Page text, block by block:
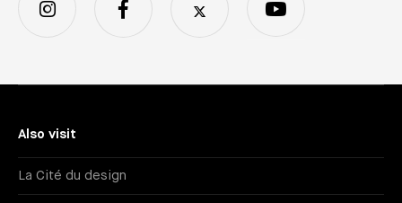
Also visit
La Cité du design